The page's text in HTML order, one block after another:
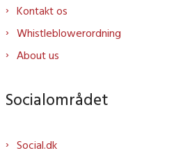
Kontakt os
Whistleblowerordning
About us
Socialområdet
Social.dk